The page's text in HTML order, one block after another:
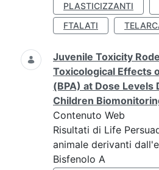
PLASTICIZZANTI
FTALATI
Juvenile Toxicity
Toxicological Effects
(BPA) at Dose Levels
Children
Contenuto Web
Risultati di Life
animale derivanti
Bisfenolo A